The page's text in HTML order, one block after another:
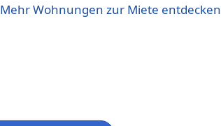
Mehr Wohnungen zur Miete entdecken